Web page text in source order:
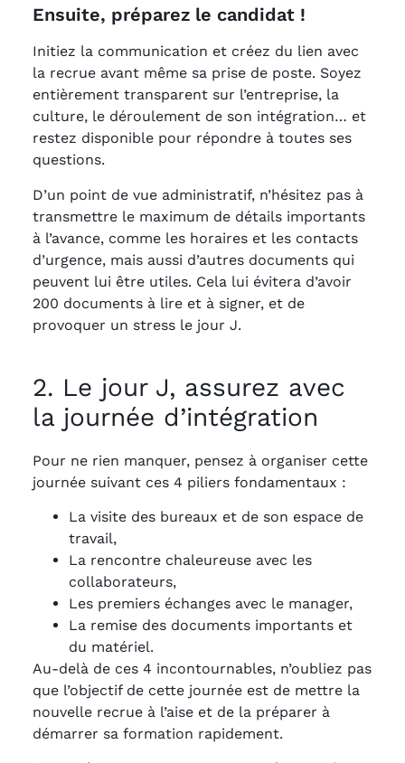
Ensuite, préparez le candidat !
Initiez la communication et créez du lien avec
la recrue avant même sa prise de poste. Soyez
entièrement transparent sur l’entreprise, la
culture, le déroulement de son intégration… et
restez disponible pour répondre à toutes ses
questions.
D’un point de vue administratif, n’hésitez pas à
transmettre le maximum de détails importants
à l’avance, comme les horaires et les contacts
d’urgence, mais aussi d’autres documents qui
peuvent lui être utiles. Cela lui évitera d’avoir
200 documents à lire et à signer, et de
provoquer un stress le jour J.
2. Le jour J, assurez avec
la journée d’intégration
Pour ne rien manquer, pensez à organiser cette
journée suivant ces 4 piliers fondamentaux :
La visite des bureaux et de son espace de
travail,
La rencontre chaleureuse avec les
collaborateurs,
Les premiers échanges avec le manager,
La remise des documents importants et
du matériel.
Au-delà de ces 4 incontournables, n’oubliez pas
que l’objectif de cette journée est de mettre la
nouvelle recrue à l’aise et de la préparer à
démarrer sa formation rapidement.